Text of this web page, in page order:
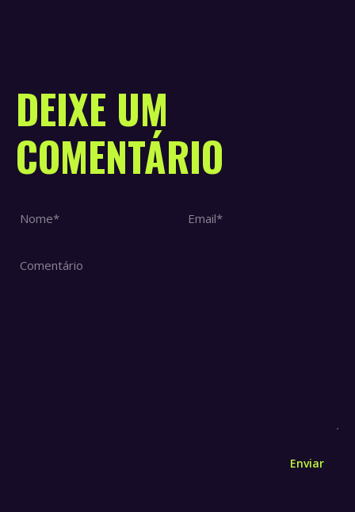
DEIXE UM
COMENTÁRIO
Comentário
Nome * Email *
Enviar